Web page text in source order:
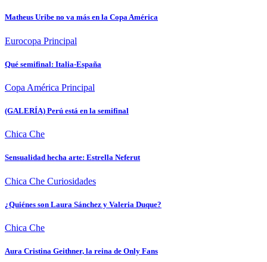
Matheus Uribe no va más en la Copa América
Eurocopa Principal
Qué semifinal: Italia-España
Copa América Principal
(GALERÍA) Perú está en la semifinal
Chica Che
Sensualidad hecha arte: Estrella Neferut
Chica Che Curiosidades
¿Quiénes son Laura Sánchez y Valeria Duque?
Chica Che
Aura Cristina Geithner, la reina de Only Fans